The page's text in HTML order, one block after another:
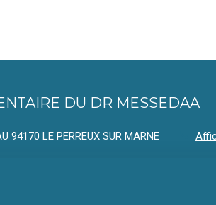
DU DR MESSEDAA
94170 LE PERREUX SUR MARNE